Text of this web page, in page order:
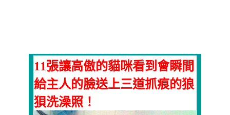
11張讓高傲的貓咪看到會瞬間
給主人的臉送上三道抓痕的狼
狽洗澡照！